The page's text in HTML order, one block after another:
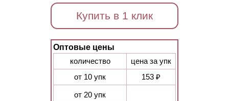
Купить в 1 клик
Оптовые цены
количество
цена за упк
от 10 упк
153 ₽
от 20 упк